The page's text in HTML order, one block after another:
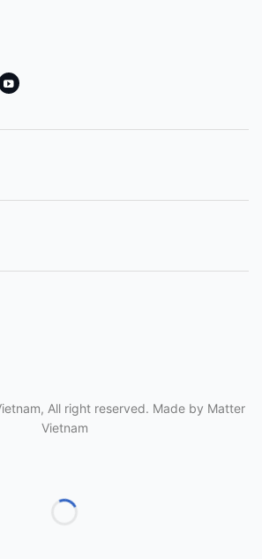
All right reserved. Made by Matter
Vietnam